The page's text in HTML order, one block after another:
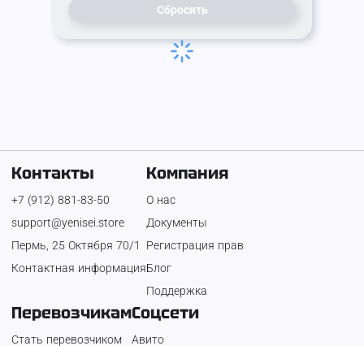
Сбросить
Контакты
+7 (912) 881-83-50
support@yenisei.store
Пермь, 25 Октября 70/1
Контактная информация
Компания
О нас
Документы
Регистрация прав
Блог
Поддержка
Перевозчикам
Стать перевозчиком
Соцсети
Авито